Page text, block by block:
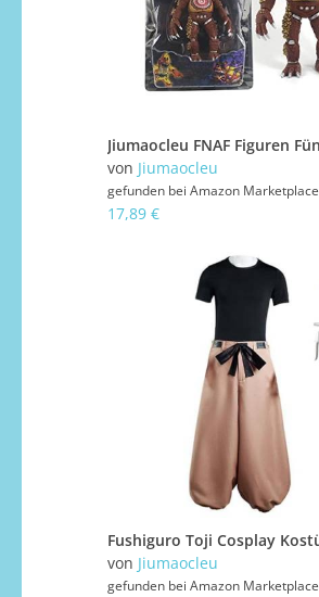
von Jiumaocleu
gefunden bei Amazon Marketplace
17,89 €
von Jiumaocleu
gefunden bei Amazon Marketplace